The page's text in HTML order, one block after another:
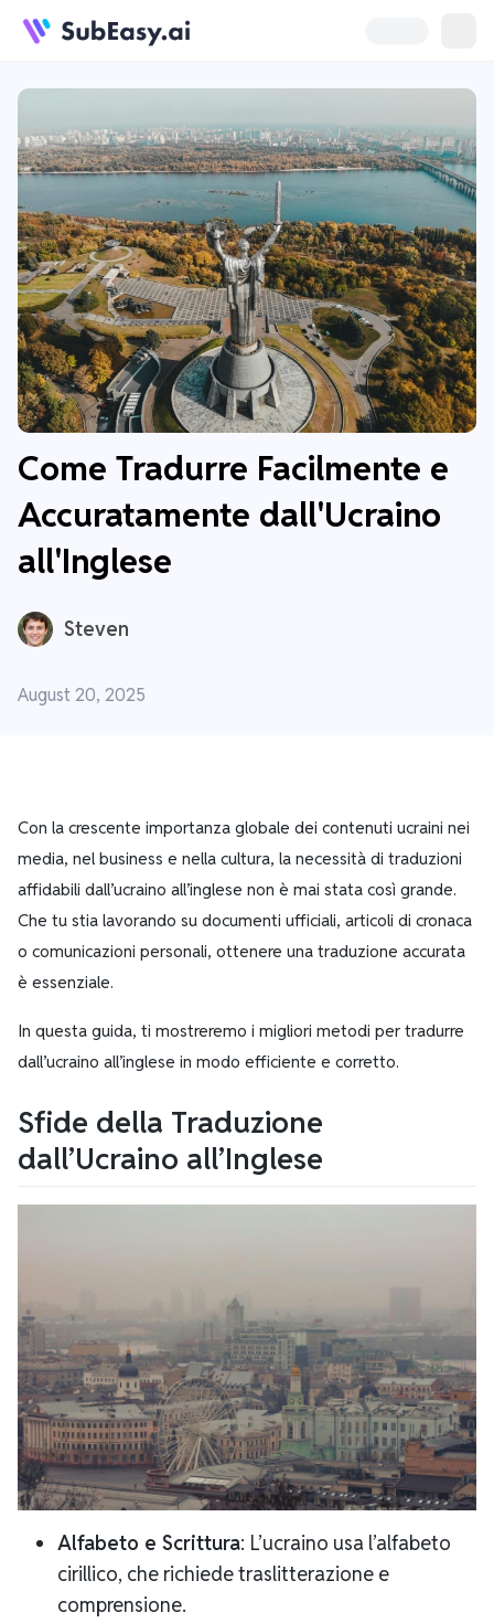
Come Tradurre Facilmente e
Accuratamente dall'Ucraino
all'Inglese
Steven
August 20, 2025
Con la crescente importanza globale dei contenuti ucraini nei
media, nel business e nella cultura, la necessità di traduzioni
affidabili dall’ucraino all’inglese non è mai stata così grande.
Che tu stia lavorando su documenti ufficiali, articoli di cronaca
o comunicazioni personali, ottenere una traduzione accurata
è essenziale.
In questa guida, ti mostreremo i migliori metodi per tradurre
dall’ucraino all’inglese in modo efficiente e corretto.
Sfide della Traduzione
dall’Ucraino all’Inglese
Alfabeto e Scrittura: L’ucraino usa l’alfabeto
cirillico, che richiede traslitterazione e
comprensione.